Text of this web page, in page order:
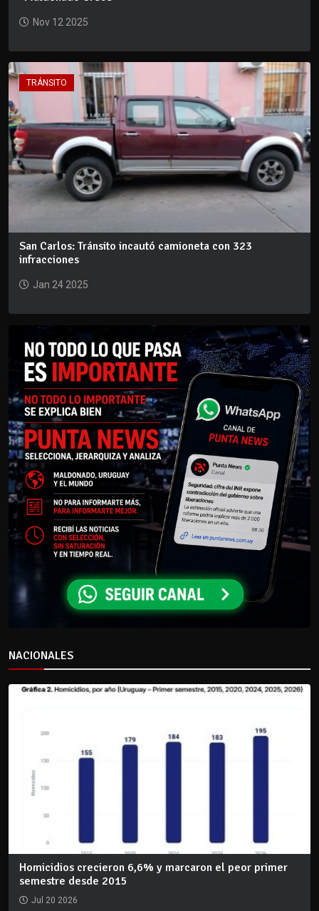
Nov 12 2025
TRÁNSITO
San Carlos: Tránsito incautó camioneta con 323
infracciones
Jan 24 2025
NACIONALES
Homicidios crecieron 6,6% y marcaron el peor primer
semestre desde 2015
Jul 20 2026